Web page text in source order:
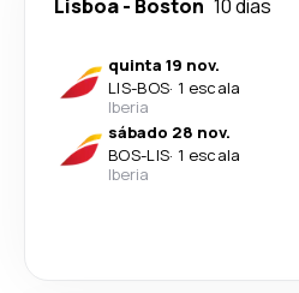
Lisboa- Boston 10 dias
quinta 19 nov.
LIS-BOS· 1 escala
Iberia
sábado 28 nov.
BOS-LIS· 1 escala
Iberia